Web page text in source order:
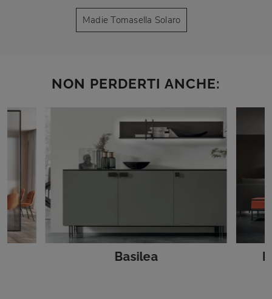
Madie Tomasella Solaro
NON PERDERTI ANCHE:
Basilea